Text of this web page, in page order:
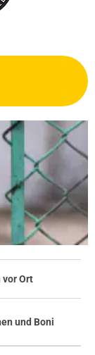
vor Ort
und Boni